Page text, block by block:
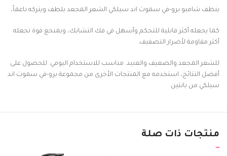
ينظف شامبو برو-في سموث اند سيلكي الشعر المجعد بلطف ويتركه ناعماً،
كما يجعله أكثر قابلية للتحكم وأسهل في فك التشابك، ويمنحع قوة تجعله
أكثر مقاومة لأضرار التصفيف.
للشعر المجعد والضعيف والعنيد. مناسب للاستخدام اليومي. للحصول على
أفضل النتائج، استخدمه مع المنتجات الأخرى من مجموعة برو-في سموث اند
سيلكي من بانتين
منتجات ذات صلة